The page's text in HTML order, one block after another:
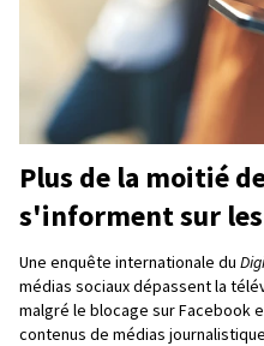
Plus de la moitié
s'informent sur
Une enquête internationale du
médias sociaux dépassent la
malgré le blocage sur Facebook
contenus de médias